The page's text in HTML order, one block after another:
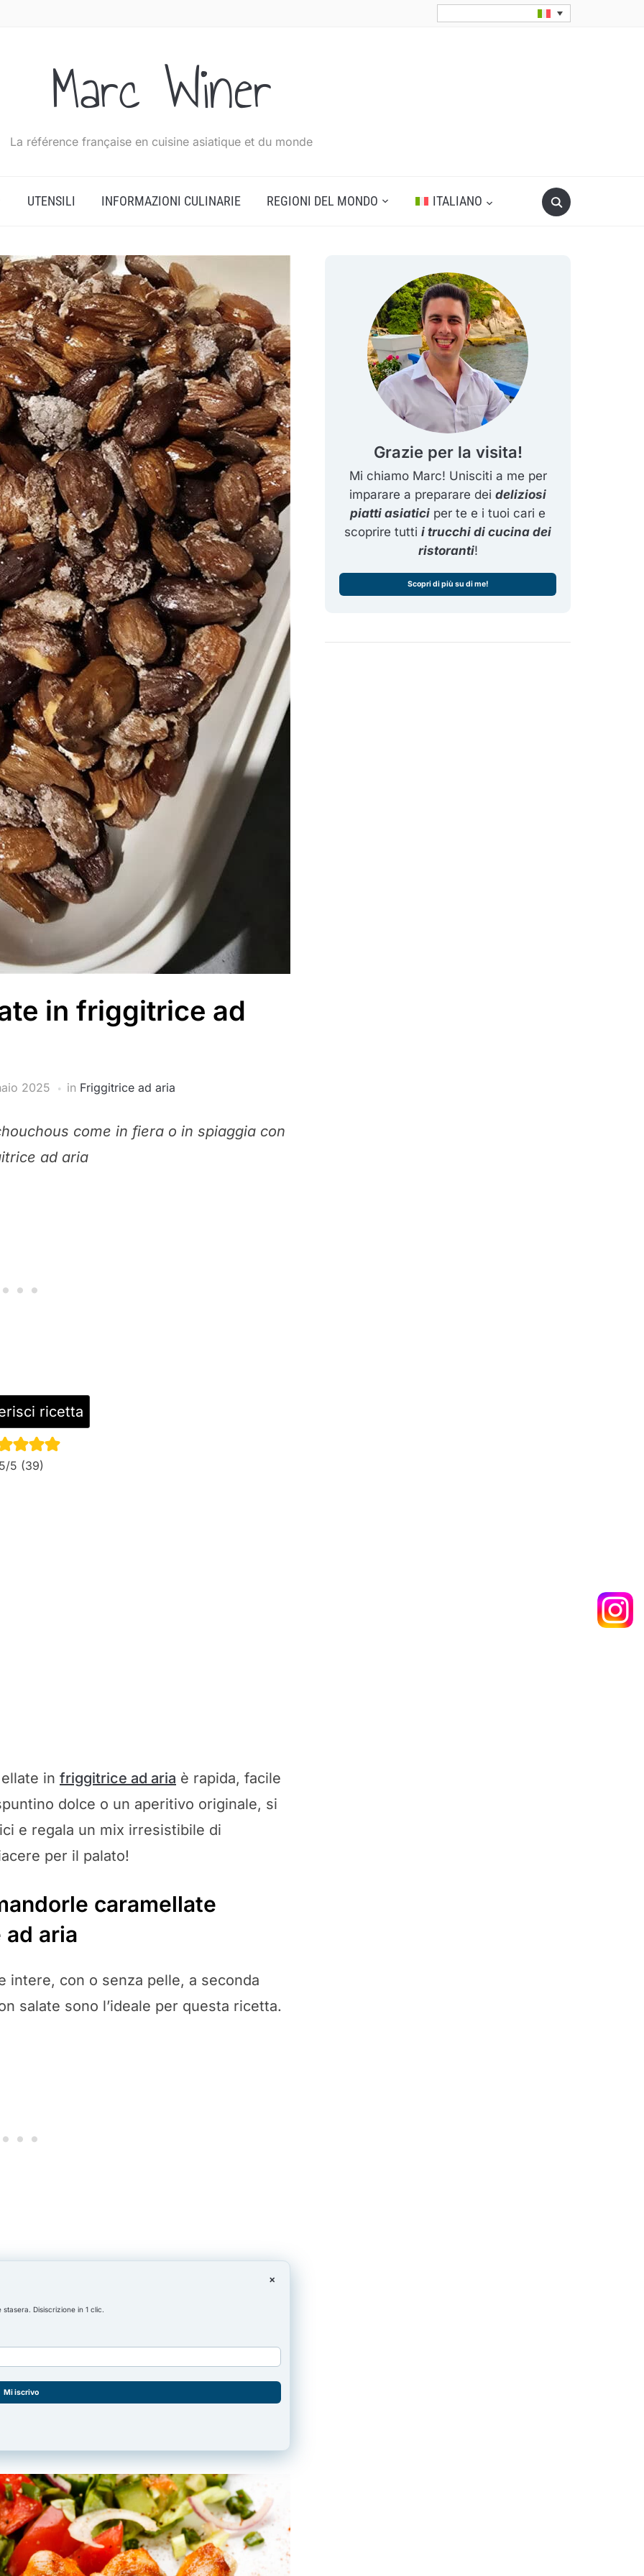
Marc Winer
La référence française en cuisine asiatique et du monde
Search
for:
UTENSILI INFORMAZIONI CULINARIE REGIONI DEL MONDO ITALIANO
in friggitrice ad
2025 in Friggitrice ad aria
come in fiera o in spiaggia con
ad aria
ricetta
/5 (39)
in friggitrice ad aria è rapida, facile
dolce o un aperitivo originale, si
e regala un mix irresistibile di
per il palato!
caramellate
aria
intere, con o senza pelle, a seconda
salate sono l’ideale per questa ricetta.
Disiscrizione in 1 clic.
Mi iscrivo
×
Grazie per la visita!
Mi chiamo Marc! Unisciti a me per
imparare a preparare dei deliziosi
piatti asiatici per te e i tuoi cari e
scoprire tutti i trucchi di cucina dei
ristoranti!
Scopri di più su di me!